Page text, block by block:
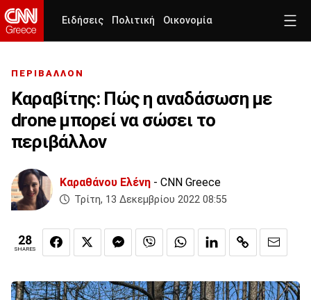
Ειδήσεις Πολιτική Οικονομία
ΠΕΡΙΒΑΛΛΟΝ
Καραβίτης: Πώς η αναδάσωση με
drone μπορεί να σώσει το
περιβάλλον
Καραθάνου Ελένη - CNN Greece
Τρίτη, 13 Δεκεμβρίου 2022 08:55
28
SHARES